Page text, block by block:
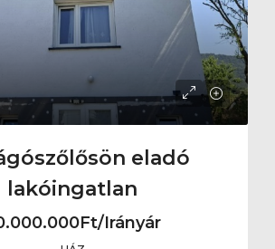
eladó
lakóingatlan
Irányár